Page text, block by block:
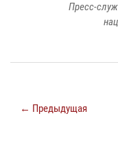
Пресс-
← Предыдущая